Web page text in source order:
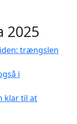
2025
trængslen
i
klar til at